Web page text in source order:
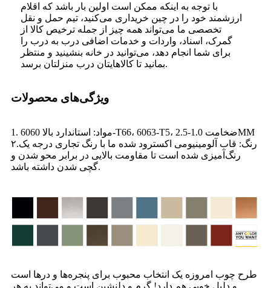
با توجه به اینکه ممکن است اولین بار باشد که اقلام
ارزشمند خود را در چین خریداری می‌کنید، تیم حمل و نقل
تخصصی ما می‌تواند همه چیز از جمله ترخیص کالا از
گمرک، اسناد، واردات و خدمات اضافی درب به درب را
برای شما انجام دهد، می‌توانید در خانه بنشینید و منتظر
بمانید تا کالاهایتان درب منزلتان برسد.
ویژگی‌های محصولات
1. مواد: استاندارد بالا 6060-T66، 6063-T5، ضخامت 1.0-2.5MM
۲.رنگ: قاب آلومینیومی اکسترود شده ما با رنگ تجاری درجه یک
رنگ‌آمیزی شده است تا مقاومت بالایی در برابر محو شدن و
گچی شدن داشته باشد.
طرح چوب امروزه یک انتخاب محبوب برای پنجره‌ها و درها است
و دلیل خوبی هم دارد! گرم و دلنشین است و می‌تواند به هر